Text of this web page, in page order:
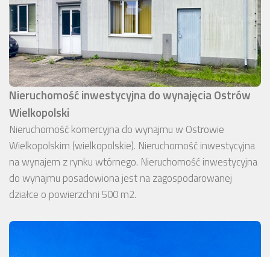
Nieruchomość inwestycyjna do wynajęcia Ostrów
Wielkopolski
Nieruchomość komercyjna do wynajmu w Ostrowie
Wielkopolskim (wielkopolskie). Nieruchomość inwestycyjna
na wynajem z rynku wtórnego. Nieruchomość inwestycyjna
do wynajmu posadowiona jest na zagospodarowanej
działce o powierzchni 500 m2.